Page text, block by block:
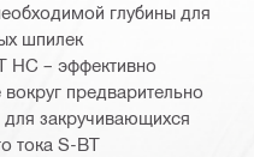
глубины для
шпилек
HC – эффективно
предварительно
для закручивающихся
тока S-BT